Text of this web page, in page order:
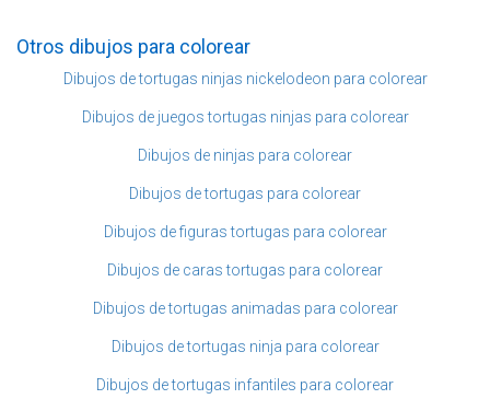
Otros dibujos para colorear
Dibujos de tortugas ninjas nickelodeon para colorear
Dibujos de juegos tortugas ninjas para colorear
Dibujos de ninjas para colorear
Dibujos de tortugas para colorear
Dibujos de figuras tortugas para colorear
Dibujos de caras tortugas para colorear
Dibujos de tortugas animadas para colorear
Dibujos de tortugas ninja para colorear
Dibujos de tortugas infantiles para colorear